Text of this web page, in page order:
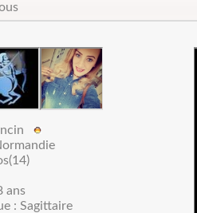
ans
: Sagittaire